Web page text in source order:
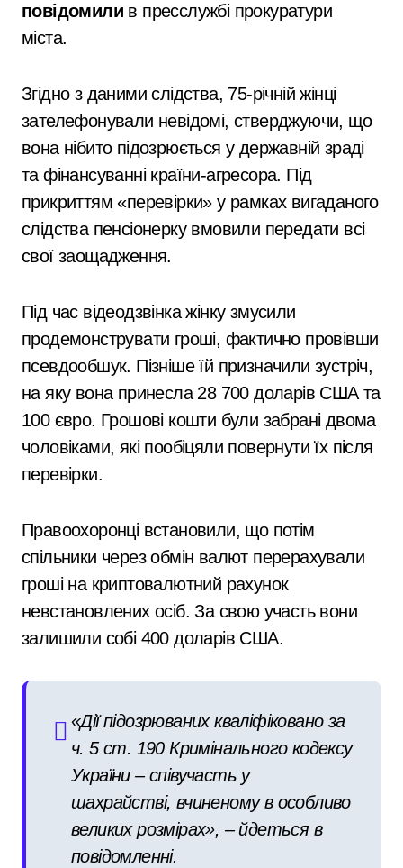
повідомили в пресслужбі прокуратури
міста.
Згідно з даними слідства, 75-річній жінці
зателефонували невідомі, стверджуючи, що
вона нібито підозрюється у державній зраді
та фінансуванні країни-агресора. Під
прикриттям «перевірки» у рамках вигаданого
слідства пенсіонерку вмовили передати всі
свої заощадження.
Під час відеодзвінка жінку змусили
продемонструвати гроші, фактично провівши
псевдообшук. Пізніше їй призначили зустріч,
на яку вона принесла 28 700 доларів США та
100 євро. Грошові кошти були забрані двома
чоловіками, які пообіцяли повернути їх після
перевірки.
Правоохоронці встановили, що потім
спільники через обмін валют перерахували
гроші на криптовалютний рахунок
невстановлених осіб. За свою участь вони
залишили собі 400 доларів США.
«Дії підозрюваних кваліфіковано за
ч. 5 ст. 190 Кримінального кодексу
України – співучасть у
шахрайстві, вчиненому в особливо
великих розмірах», – йдеться в
повідомленні.